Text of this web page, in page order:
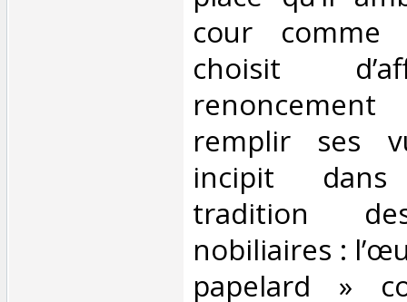
cour
choisit
remplir ses
incipit
tradition
nobiliaires :
papelard »